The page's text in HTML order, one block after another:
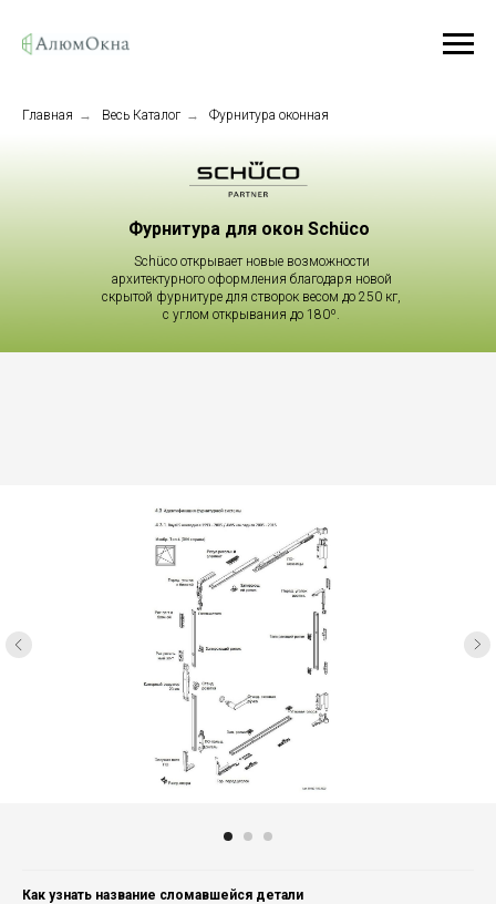
Главная → Весь Каталог → Фурнитура оконная
Фурнитура для окон Schüco
Schüco открывает новые возможности
архитектурного оформления благодаря новой
скрытой фурнитуре для створок весом до 250 кг,
с углом открывания до 180º.
Как узнать название сломавшейся детали